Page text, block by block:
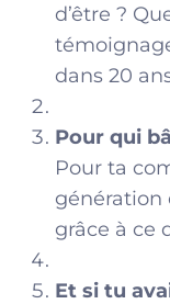
d’être ?
dans 20
Pour qui
Pour ta
génération
grâce à ce
Et si tu